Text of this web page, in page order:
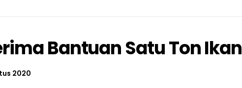
Bantuan Satu Ton Ikan
2020